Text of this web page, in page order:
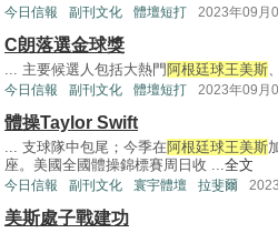
今日信報 副刊文化 體壇短打 2023年09月
C朗落選金球獎
... 主要候選人包括大熱門 阿根廷球王美斯
今日信報 副刊文化 體壇短打 2023年09月
體操Taylor Swift
... 支球隊中包尾；今季在阿根廷球王美斯
座。美國全國體操錦標賽周日收 ...全文
今日信報 副刊文化 寰宇體壇 拉斐爾
美斯處子戰建功